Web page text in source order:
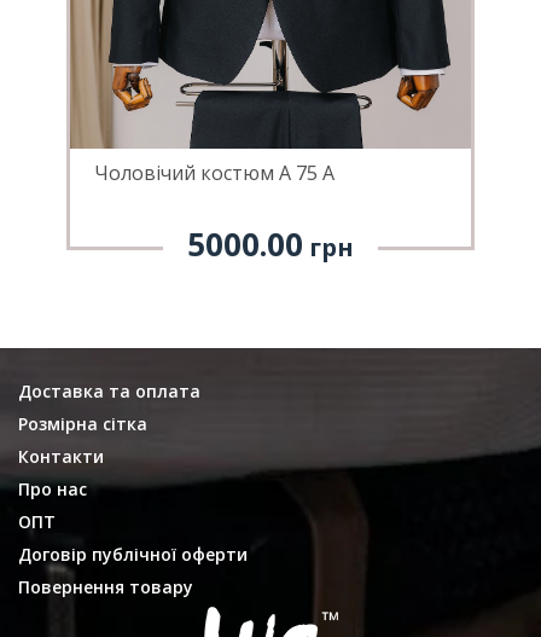
Чоловічий костюм А 75 А
5000.00 грн
Доставка та оплата
Розмірна сітка
Контакти
Про нас
ОПТ
Договір публічної оферти
Повернення товару